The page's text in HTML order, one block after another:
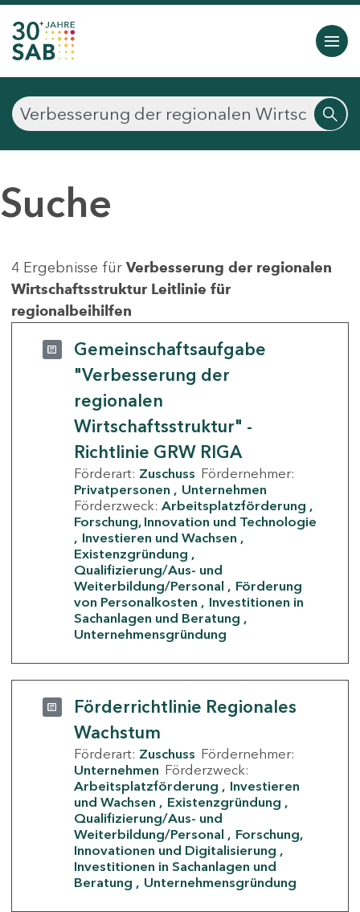
Suche
4 Ergebnisse für Verbesserung der regionalen
Wirtschaftsstruktur Leitlinie für
regionalbeihilfen
Gemeinschaftsaufgabe
"Verbesserung der
regionalen
Wirtschaftsstruktur" -
Richtlinie GRW RIGA
Förderart: Zuschuss Fördernehmer:
Privatpersonen
Unternehmen
Förderzweck: Arbeitsplatzförderung
Forschung, Innovation und Technologie
Investieren und Wachsen
Existenzgründung
Qualifizierung/Aus- und
Weiterbildung/Personal
Förderung
von Personalkosten
Investitionen in
Sachanlagen und Beratung
Unternehmensgründung
Förderrichtlinie Regionales
Wachstum
Förderart: Zuschuss Fördernehmer:
Unternehmen Förderzweck:
Arbeitsplatzförderung
Investieren
und Wachsen
Existenzgründung
Qualifizierung/Aus- und
Weiterbildung/Personal
Forschung,
Innovationen und Digitalisierung
Investitionen in Sachanlagen und
Beratung
Unternehmensgründung